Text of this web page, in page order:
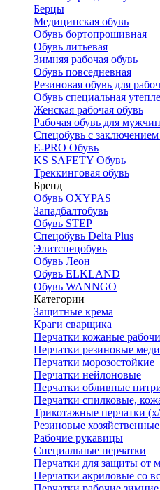
Берцы
Медицинская обувь
Обувь бортопрошивная
Обувь литьевая
Зимняя рабочая обувь
Обувь повседневная
Резиновая обувь для
Обувь специальная
Женская рабочая обувь
Рабочая обувь для мужчин
Спецобувь с
E-PRO Обувь
KS SAFETY Обувь
Треккинговая обувь
Бренд
Обувь OXYPAS
Западбалтобувь
Обувь STEP
Спецобувь Delta Plus
Элитспецобувь
Обувь Леон
Обувь ELKLAND
Обувь WANNGO
Категории
Защитные крема
Краги сварщика
Перчатки кожаные
Перчатки резиновые
Перчатки морозостойкие
Перчатки нейлоновые
Перчатки обливные
Перчатки спилковые,
Трикотажные перчатки
Резиновые
Рабочие рукавицы
Специальные перчатки
Перчатки для защиты от
Перчатки акриловые со